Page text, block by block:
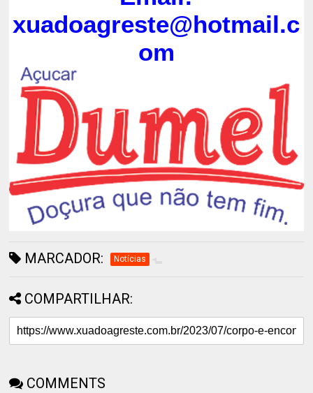
xuadoagreste@hotmail.c
om
MARCADOR: Notícias
COMPARTILHAR:
COMMENTS